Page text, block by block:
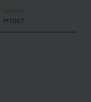
M1007